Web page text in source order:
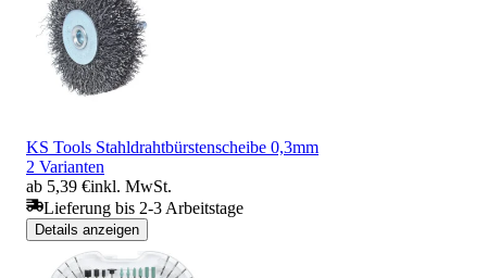
KS Tools Stahldrahtbürstenscheibe 0,3mm
2 Varianten
ab 5,39 €inkl. MwSt.
Lieferung bis 2-3 Arbeitstage
Details anzeigen